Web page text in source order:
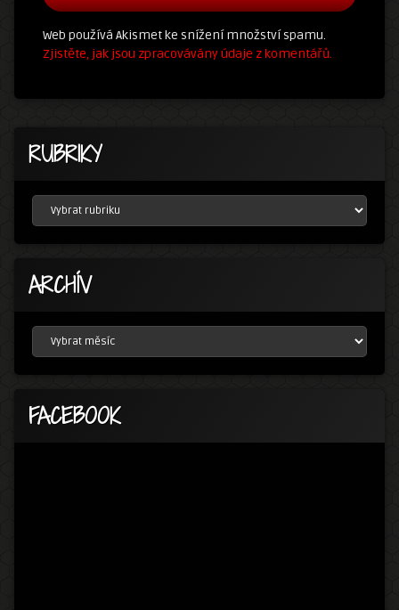
Web používá Akismet ke snížení množství spamu.
Zjistěte, jak jsou zpracovávány údaje z komentářů.
RUBRIKY
ARCHÍV
FACEBOOK